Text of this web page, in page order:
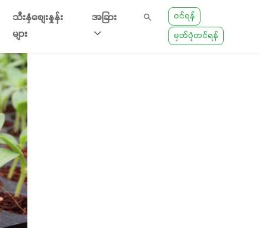
သီးနှံစျေးနှုန်း
များ
အခြား
ဝင်ရန်
မှတ်ပုံတင်ရန်